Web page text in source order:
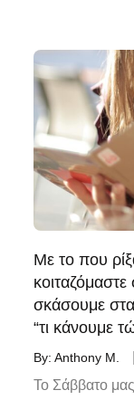
Με το που
κοιταζόμαστε
σκάσουμε
“τι κάνουμε
By:Anthony M.
Το Σάββατο μας